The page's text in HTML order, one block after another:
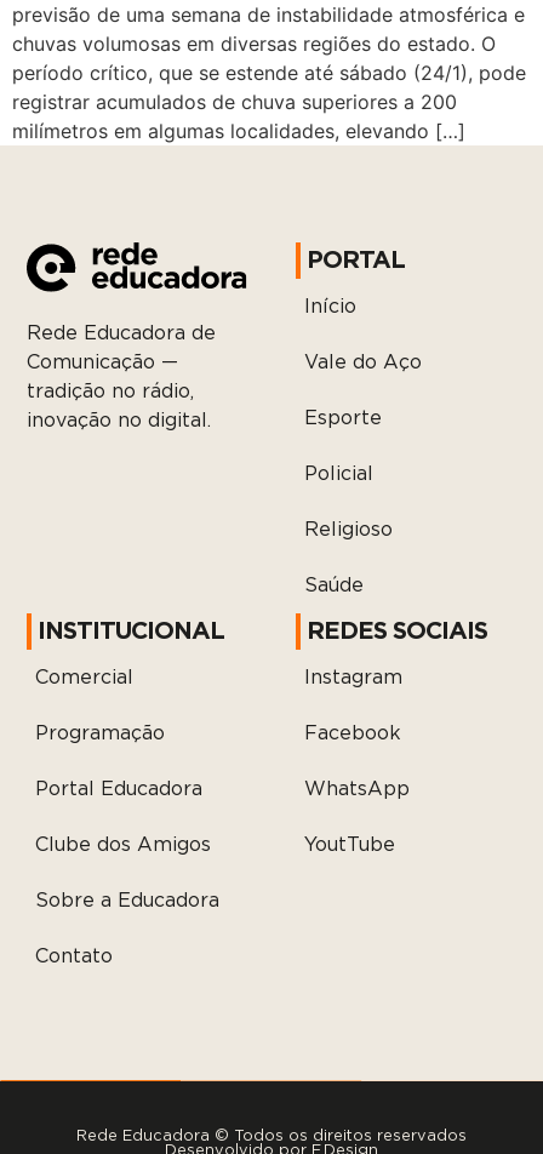
previsão de uma semana de instabilidade atmosférica e
chuvas volumosas em diversas regiões do estado. O
período crítico, que se estende até sábado (24/1), pode
registrar acumulados de chuva superiores a 200
milímetros em algumas localidades, elevando […]
Rede Educadora de
Comunicação —
tradição no rádio,
inovação no digital.
PORTAL
Início
Vale do Aço
Esporte
Policial
Religioso
Saúde
INSTITUCIONAL
Comercial
Programação
Portal Educadora
Clube dos Amigos
Sobre a Educadora
Contato
REDES SOCIAIS
Instagram
Facebook
WhatsApp
YoutTube
Rede Educadora © Todos os direitos reservados
Desenvolvido por F.Design